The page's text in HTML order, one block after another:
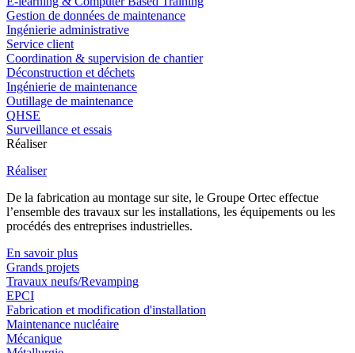
Gestion de données de maintenance
Ingénierie administrative
Service client
Coordination & supervision de chantier
Déconstruction et déchets
Ingénierie de maintenance
Outillage de maintenance
QHSE
Surveillance et essais
Réaliser
Réaliser
De la fabrication au montage sur site, le Groupe Ortec effectue
l’ensemble des travaux sur les installations, les équipements ou les
procédés des entreprises industrielles.
En savoir plus
Grands projets
Travaux neufs/Revamping
EPCI
Fabrication et modification d'installation
Maintenance nucléaire
Mécanique